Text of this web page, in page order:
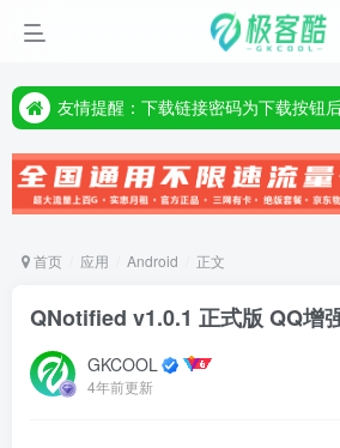
友情提醒：下载链接密码为下载按钮后
友情提醒：下载链接密码为下载按钮
首页 应用 Android 正文
QNotified v1.0.1 正式版 QQ增
GKCOOL
4年前更新